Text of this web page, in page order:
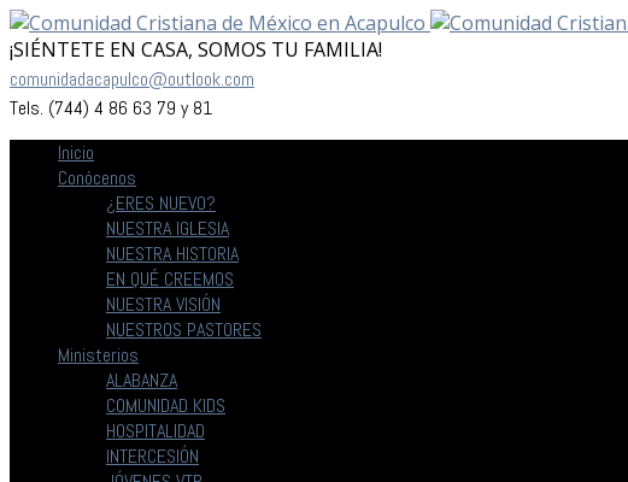
¡SIÉNTETE EN CASA, SOMOS TU FAMILIA!
comunidadacapulco@outlook.com
Tels. (744) 4 86 63 79 y 81
Inicio
Conócenos
¿ERES NUEVO?
NUESTRA IGLESIA
NUESTRA HISTORIA
EN QUÉ CREEMOS
NUESTRA VISIÓN
NUESTROS PASTORES
Ministerios
ALABANZA
COMUNIDAD KIDS
HOSPITALIDAD
INTERCESIÓN